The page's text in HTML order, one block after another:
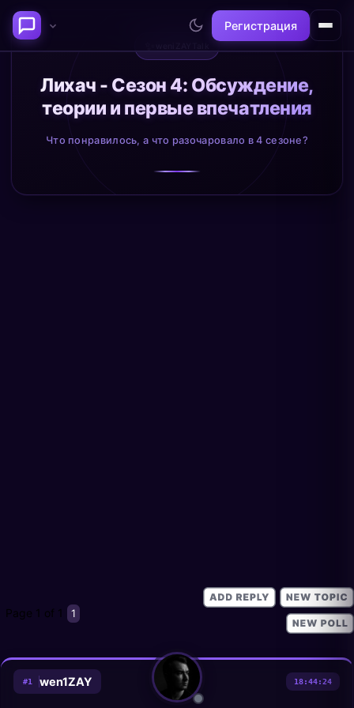
Регистрация
Последние темы
Философия сознания:
где граница между "я" и
Нейронаука и
реальность
Лихач - Сезон 4: Обсуждение,
теории и первые впечатления
Что понравилось, а что разочаровало в 4 сезоне?
Page 1 of 1 1
#1 wen1ZAY 18:44:24